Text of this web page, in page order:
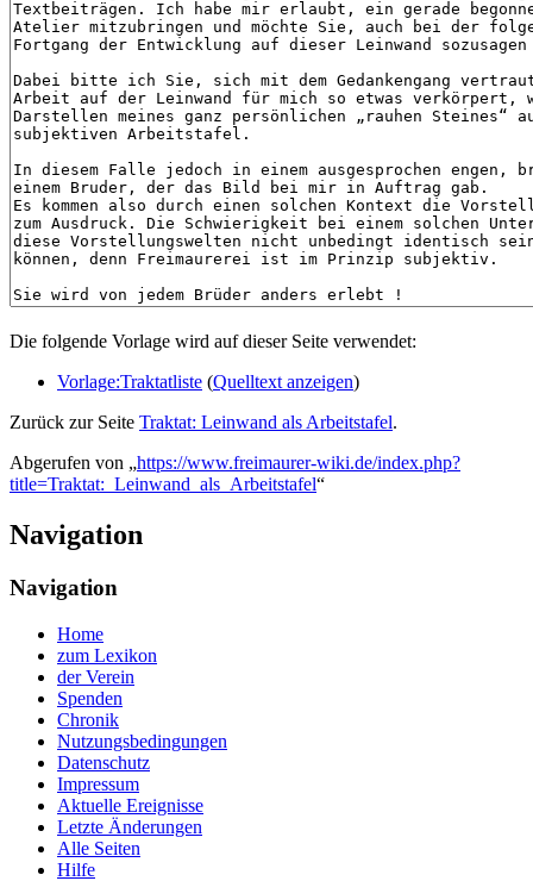
Die folgende Vorlage wird auf dieser Seite verwendet:
Vorlage:Traktatliste (Quelltext anzeigen)
Zurück zur Seite Traktat: Leinwand als Arbeitstafel.
Abgerufen von „https://www.freimaurer-wiki.de/index.php?
title=Traktat:_Leinwand_als_Arbeitstafel“
Navigation
Navigation
Home
zum Lexikon
der Verein
Spenden
Chronik
Nutzungsbedingungen
Datenschutz
Impressum
Aktuelle Ereignisse
Letzte Änderungen
Alle Seiten
Hilfe